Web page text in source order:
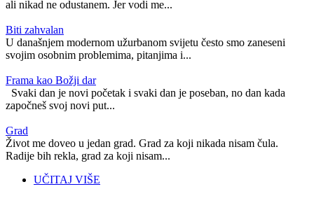
ali nikad ne odustanem. Jer vodi me...
Biti zahvalan
U današnjem modernom užurbanom svijetu često smo zaneseni
svojim osobnim problemima, pitanjima i...
Frama kao Božji dar
Svaki dan je novi početak i svaki dan je poseban, no dan kada
započneš svoj novi put...
Grad
Život me doveo u jedan grad. Grad za koji nikada nisam čula.
Radije bih rekla, grad za koji nisam...
UČITAJ VIŠE